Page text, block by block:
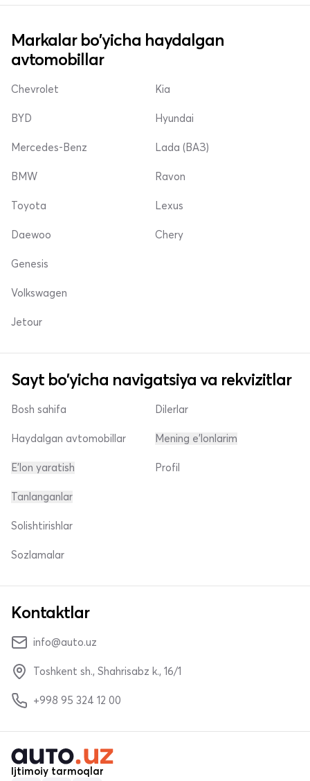
Markalar bo'yicha haydalgan
avtomobillar
Chevrolet
BYD
Mercedes-Benz
Kia
Hyundai
Lada (ВАЗ)
BMW
Toyota
Daewoo
Ravon
Lexus
Chery
Genesis
Volkswagen
Jetour
Sayt bo'yicha navigatsiya va rekvizitlar
Bosh sahifa
Haydalgan avtomobillar
E'lon yaratish
Dilerlar
Mening e'lonlarim
Profil
Tanlanganlar
Solishtirishlar
Sozlamalar
Kontaktlar
info@auto.uz
Toshkent sh., Shahrisabz k., 16/1
+998 95 324 12 00
Ijtimoiy tarmoqlar